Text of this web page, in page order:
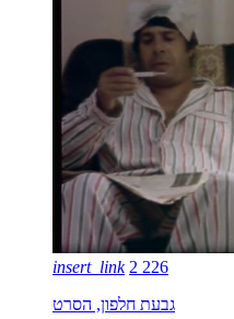
insert_link 2 226
גבעת חלפון, הסרט